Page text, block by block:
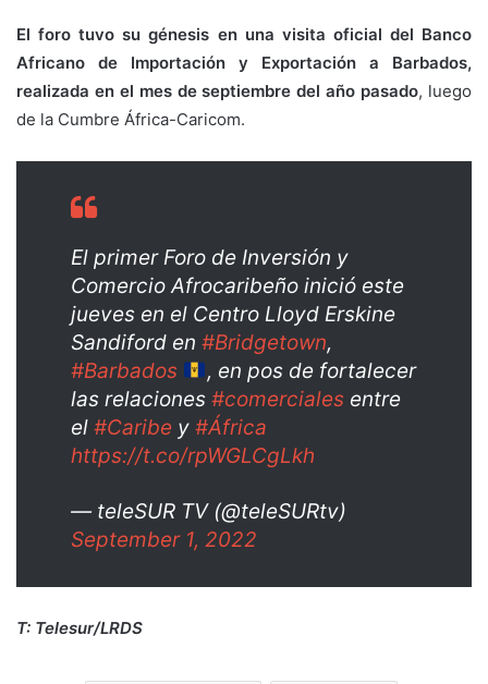
El foro tuvo su génesis en una visita oficial del Banco
Africano de Importación y Exportación a Barbados,
realizada en el mes de septiembre del año pasado, luego
de la Cumbre África-Caricom.
El primer Foro de Inversión y
Comercio Afrocaribeño inició este
jueves en el Centro Lloyd Erskine
Sandiford en #Bridgetown,
#Barbados
, en pos de fortalecer
las relaciones #comerciales entre
el #Caribe y #África
https://t.co/rpWGLCgLkh
— teleSUR TV (@teleSURtv)
September 1, 2022
T: Telesur/LRDS